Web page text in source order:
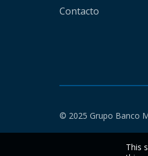
Contacto
© 2025 Grupo Banco
This